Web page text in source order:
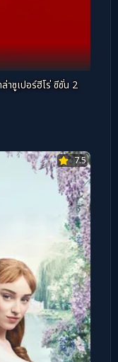
ซูเปอร์ฮีโร่ ซีซั่น 2
7.5